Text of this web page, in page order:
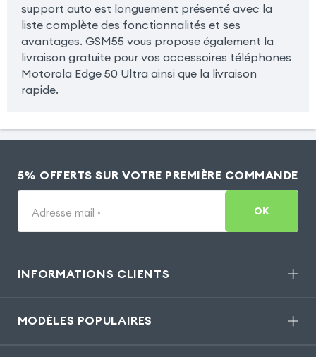
support auto est longuement présenté avec la
liste complète des fonctionnalités et ses
avantages. GSM55 vous propose également la
livraison gratuite pour vos accessoires téléphones
Motorola Edge 50 Ultra ainsi que la livraison
rapide.
5% OFFERTS SUR VOTRE PREMIÈRE COMMANDE
Adresse mail * OK
INFORMATIONS CLIENTS
MODÈLES POPULAIRES